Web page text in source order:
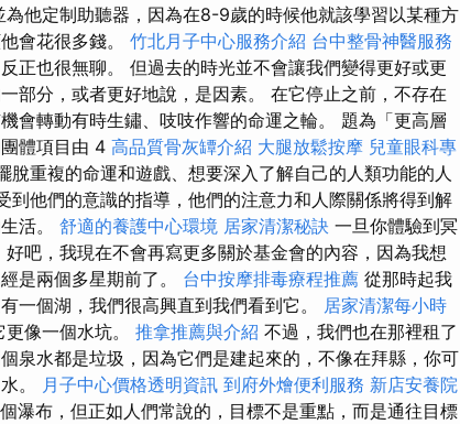
他定制助聽器，因為在8-9歲的時候他就該學習以某種方
會花很多錢。 竹北月子中心服務介紹 台中整骨神醫服務
正也很無聊。 但過去的時光並不會讓我們變得更好或更
部分，或者更好地說，是因素。 在它停止之前，不存在
會轉動有時生鏽、吱吱作響的命運之輪。 題為「更高層
體項目由 4 高品質骨灰罈介紹 大腿放鬆按摩 兒童眼科專
重複的命運和遊戲、想要深入了解自己的人類功能的人
到他們的意識的指導，他們的注意力和人際關係將得到解
活。 舒適的養護中心環境 居家清潔秘訣 一旦你體驗到冥
吧，我現在不會再寫更多關於基金會的內容，因為我想
是兩個多星期前了。 台中按摩排毒療程推薦 從那時起我
一個湖，我們很高興直到我們看到它。
居家清潔每小時
像一個水坑。 推拿推薦與介紹 不過，我們也在那裡租了
泉水都是垃圾，因為它們是建起來的，不像在拜縣，你可
。
月子中心價格透明資訊 到府外燴便利服務 新店安養院
瀑布，但正如人們常說的，目標不是重點，而是通往目標